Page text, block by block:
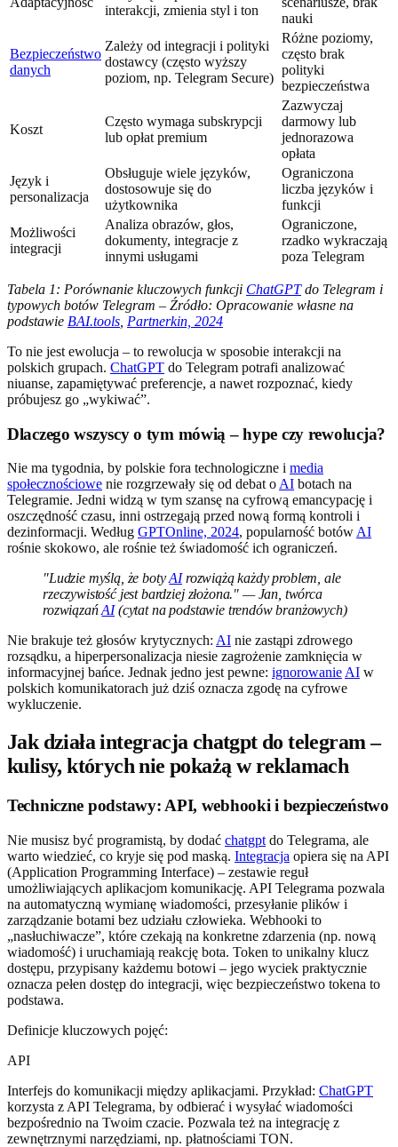
interakcji, zmienia styl i ton
nauki
Bezpieczeństwo
danych
Zależy od integracji i polityki
dostawcy (często wyższy
poziom, np. Telegram Secure)
Różne poziomy,
często brak
polityki
bezpieczeństwa
Koszt
Często wymaga subskrypcji
lub opłat premium
Zazwyczaj
darmowy lub
jednorazowa
opłata
Język i
personalizacja
Obsługuje wiele języków,
dostosowuje się do
użytkownika
Ograniczona
liczba języków i
funkcji
Możliwości
integracji
Analiza obrazów, głos,
dokumenty, integracje z
innymi usługami
Ograniczone,
rzadko wykraczają
poza Telegram
Tabela 1: Porównanie kluczowych funkcji ChatGPTdo Telegram i
typowych botów Telegram – Źródło: Opracowanie własne na
podstawie BAI.tools Partnerkin, 2024
To nie jest ewolucja – to rewolucja w sposobie interakcji na
polskich grupach. ChatGPT do Telegram potrafi analizować
niuanse, zapamiętywać preferencje, a nawet rozpoznać, kiedy
próbujesz go „wykiwać”.
Dlaczego wszyscy o tym mówią – hype czy rewolucja?
Nie ma tygodnia, by polskie fora technologiczne i media
społecznościowe nie rozgrzewały się od debat o AI botach na
Telegramie. Jedni widzą w tym szansę na cyfrową emancypację i
oszczędność czasu, inni ostrzegają przed nową formą kontroli i
dezinformacji. Według GPTOnline, 2024, popularność botów AI
rośnie skokowo, ale rośnie też świadomość ich ograniczeń.
"Ludzie myślą, że botyAIrozwiążą każdy problem, ale
rzeczywistość jest bardziej złożona." — Jan, twórca
rozwiązańAI(cytat na podstawie trendów branżowych)
Nie brakuje też głosów krytycznych: AI nie zastąpi zdrowego
rozsądku, a hiperpersonalizacja niesie zagrożenie zamknięcia w
informacyjnej bańce. Jednak jedno jest pewne: ignorowanie AI w
polskich komunikatorach już dziś oznacza zgodę na cyfrowe
wykluczenie.
Jak działa integracja chatgpt do telegram –
kulisy, których nie pokażą w reklamach
Techniczne podstawy: API, webhooki i bezpieczeństwo
Nie musisz być programistą, by dodać chatgpt do Telegrama, ale
warto wiedzieć, co kryje się pod maską. Integracja opiera się na API
(Application Programming Interface) – zestawie reguł
umożliwiających aplikacjom komunikację. API Telegrama pozwala
na automatyczną wymianę wiadomości, przesyłanie plików i
zarządzanie botami bez udziału człowieka. Webhooki to
„nasłuchiwacze”, które czekają na konkretne zdarzenia (np. nową
wiadomość) i uruchamiają reakcję bota. Token to unikalny klucz
dostępu, przypisany każdemu botowi – jego wyciek praktycznie
oznacza pełen dostęp do integracji, więc bezpieczeństwo tokena to
podstawa.
Definicje kluczowych pojęć:
API
Interfejs do komunikacji między aplikacjami. Przykład: ChatGPT
korzysta z API Telegrama, by odbierać i wysyłać wiadomości
bezpośrednio na Twoim czacie. Pozwala też na integrację z
zewnętrznymi narzędziami, np. płatnościami TON.